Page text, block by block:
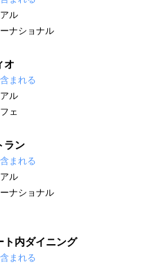
ル
ナショナル
オ
まれる
ル
ェ
ラン
まれる
ル
ナショナル
ト内ダイニング
まれる